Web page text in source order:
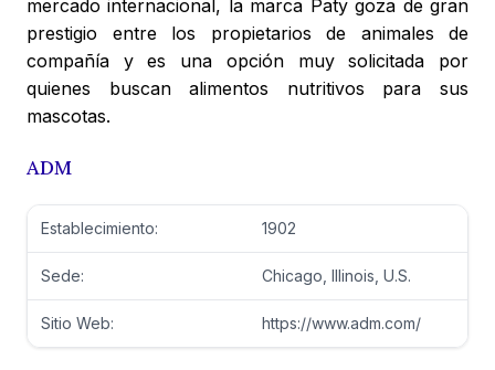
mercado internacional, la marca Paty goza de gran
prestigio entre los propietarios de animales de
compañía y es una opción muy solicitada por
quienes buscan alimentos nutritivos para sus
mascotas.
ADM
Establecimiento: 1902
Sede: Chicago, Illinois, U.S.
Sitio Web: https://www.adm.com/